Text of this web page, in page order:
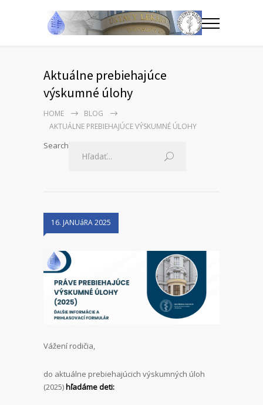
Aktuálne prebiehajúce
výskumné úlohy
HOME
BLOG
AKTUÁLNE PREBIEHAJÚCE VÝSKUMNÉ ÚLOHY
Search
16. JANUáRA 2025
Vážení rodičia,
do aktuálne prebiehajúcich výskumných úloh
(2025)hľadáme deti: